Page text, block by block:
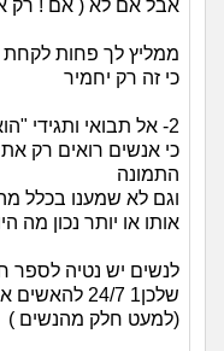
אבל אם לא ( אם ! רק
ממליץ לך פחות לקחת
כי זה רק יחמיר
2- אל תבואי ותגידי "הוא והוא והוא הווא"
כי אנשים רואים רק
התמונה
וגם לא שמענו בכלל
אותו או יותר נכון מה
לנשים יש נטיה לספר
שלכן1 24/7
(למעט חלק מהנשים )